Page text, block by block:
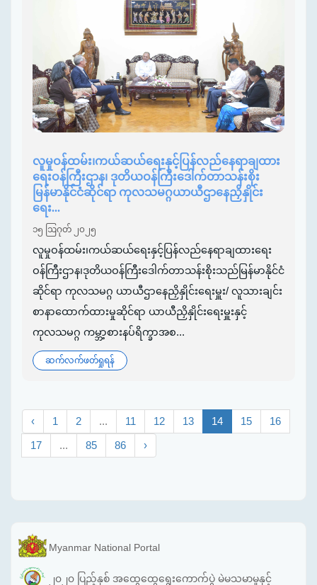
လူမှုဝန်ထမ်း၊ကယ်ဆယ်ရေးနှင့်ပြန်လည်နေရာချထား
ရေးဝန်ကြီးဌာန၊ ဒုတိယဝန်ကြီးဒေါက်တာသန်းစိုး
မြန်မာနိုင်ငံဆိုင်ရာ ကုလသမဂ္ဂယာယီဌာနေညှိနှိုင်း
ရေး...
၁၅ ဩဂုတ် ၂၀၂၅
လူမှုဝန်ထမ်း၊ကယ်ဆယ်ရေးနှင့်ပြန်လည်နေရာချထားရေး
ဝန်ကြီးဌာန၊ဒုတိယဝန်ကြီးဒေါက်တာသန်းစိုးသည်မြန်မာနိုင်ငံ
ဆိုင်ရာ ကုလသမဂ္ဂ ယာယီဌာနေညှိနှိုင်းရေးမှူး/ လူသားချင်း
စာနာထောက်ထားမှုဆိုင်ရာ ယာယီညှိနှိုင်းရေးမှူးနှင့်
ကုလသမဂ္ဂ ကမ္ဘာ့စားနပ်ရိက္ခာအစ...
ဆက်လက်ဖတ်ရှုရန်
‹ 1 2 ... 11 12 13 14 15 16
17 ... 85 86 ›
Myanmar National Portal
၂၀၂၀ ပြည့်နှစ် အထွေထွေရွေးကောက်ပွဲ မဲမသမာမှုနှင့်